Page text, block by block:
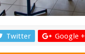
Twitter Google +